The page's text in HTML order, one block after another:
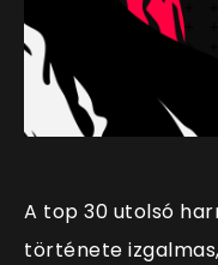
A top 30 utolsó
története